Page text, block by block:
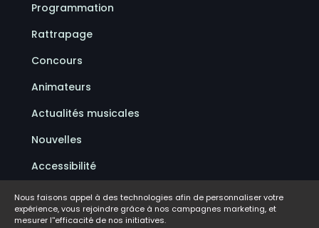
Programmation
Rattrapage
Concours
Animateurs
Actualités musicales
Nouvelles
Accessibilité
Politique de confidentialité
Conditions d'utilisation
Nous faisons appel à des technologies afin de personnaliser votre
expérience, vous rejoindre grâce à nos campagnes marketing, et
mesurer l''efficacité de nos initiatives.